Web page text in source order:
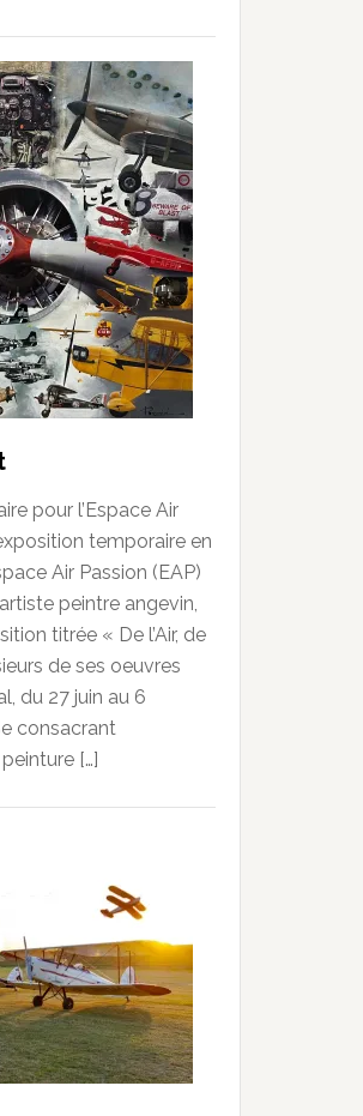
pour l’Espace Air
temporaire en
Air Passion (EAP)
peintre angevin,
titrée « De l’Air, de
de ses oeuvres
du 27 juin au 6
consacrant
[…]